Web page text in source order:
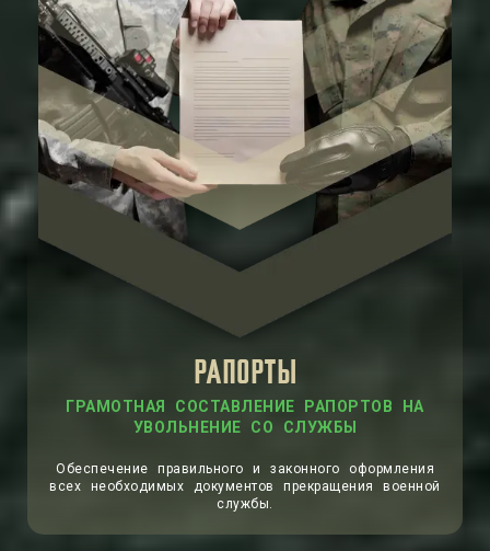
РАПОРТЫ
Обеспечение правильного и законного оформления
всех необходимых документов прекращения военной
службы.